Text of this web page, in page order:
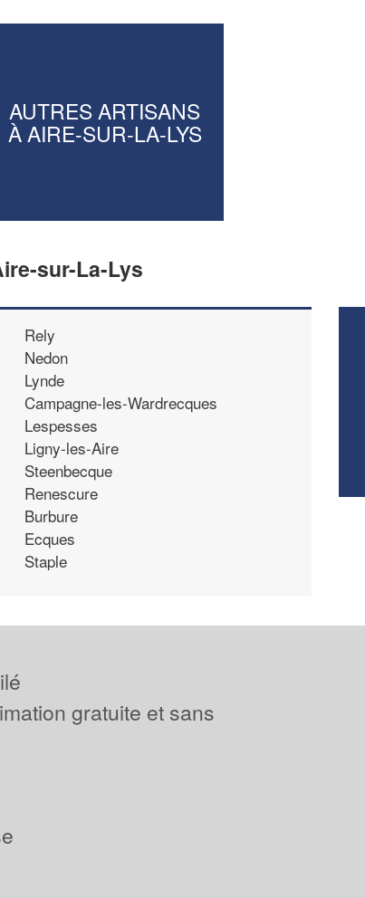
AUTRES ARTISANS
À AIRE-SUR-LA-LYS
sur-La-Lys
Rely
Nedon
Lynde
Campagne-les-Wardrecques
Lespesses
Ligny-les-Aire
Steenbecque
Renescure
Burbure
Ecques
Staple
gratuite et sans